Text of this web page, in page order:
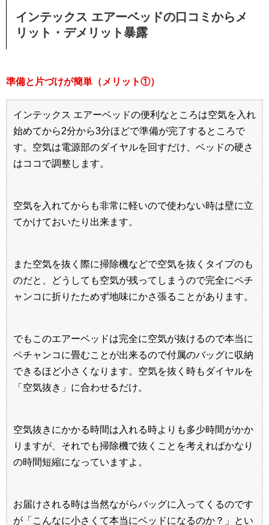
インテックス エアーベッドの口コミからメ
リット・デメリット暴露
準備と片づけが簡単（メリット①）
インテックス エアーベッドの便利なところは空気を入れ
始めてから2分から3分ほどで準備が完了するところで
す。空気は電源部のダイヤルを回すだけ、ベッドの硬さ
はココで調整します。
空気を入れてからも非常に軽いので使わない時は壁に立
てかけておいたり出来ます。
また空気を抜く際に掃除機などで空気を抜くタイプのも
のだと、どうしても空気が残ってしまうので完全にペチ
ャンコに折りたためず地味にかさ張ることがあります。
でもこのエアーベッドは完全に空気が抜けるので本当に
ペチャンコに畳むことが出来るので付属のバッグに収納
できるほど小さくなります。空気を抜く時もダイヤルを
「空気抜き」に合わせるだけ。
空気抜きにかかる時間は入れる時よりも多少時間がかか
りますが、それでも掃除機で抜くことを考えればかなり
の時間短縮になっていますよ。
お届けされる時は当然ながらバッグに入ってくるのです
が「こんなに小さくて本当にベッドになるのか？」とい